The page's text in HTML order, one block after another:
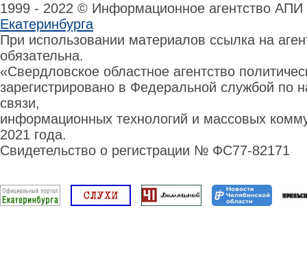
1999 - 2022 © Информационное агентство
Екатеринбурга
При использовании материалов ссылка на
обязательна.
«Свердловское областное агентство
зарегистрировано в Федеральной службой по
связи,
информационных технологий и массовых
2021 года.
Свидетельство о регистрации № ФС77-82171